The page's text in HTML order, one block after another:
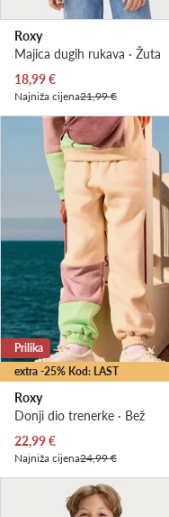
Roxy
Majica dugih rukava · Žuta
Trenutna cijena
18,99€
Najniža cijena21,99 €
extra -25% Kod: LAST
Prilika
Roxy
Donji dio trenerke · Bež
Trenutna cijena
22,99€
Najniža cijena24,99 €